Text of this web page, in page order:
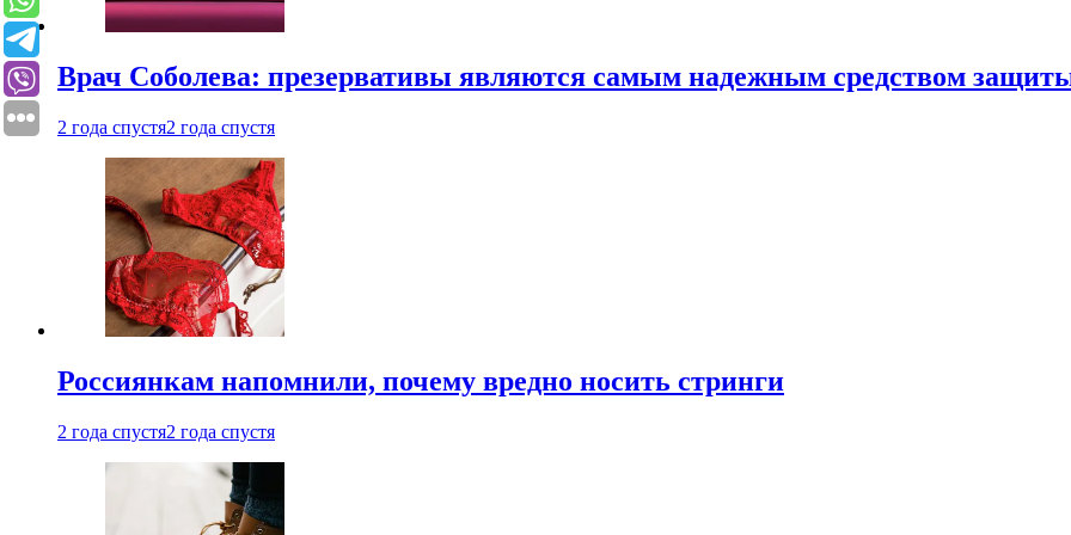
Врач Соболева: презервативы являются самым надежным средством
2 года спустя2 года спустя
Россиянкам напомнили, почему вредно носить стринги
2 года спустя2 года спустя